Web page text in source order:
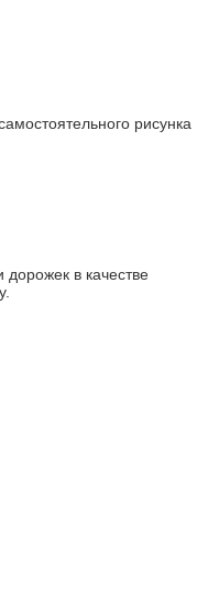
рисунка
дорожек в качестве